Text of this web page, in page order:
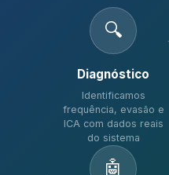
🔍
Diagnóstico
Identificamos
frequência, evasão e
ICA com dados reais
do sistema
🤖